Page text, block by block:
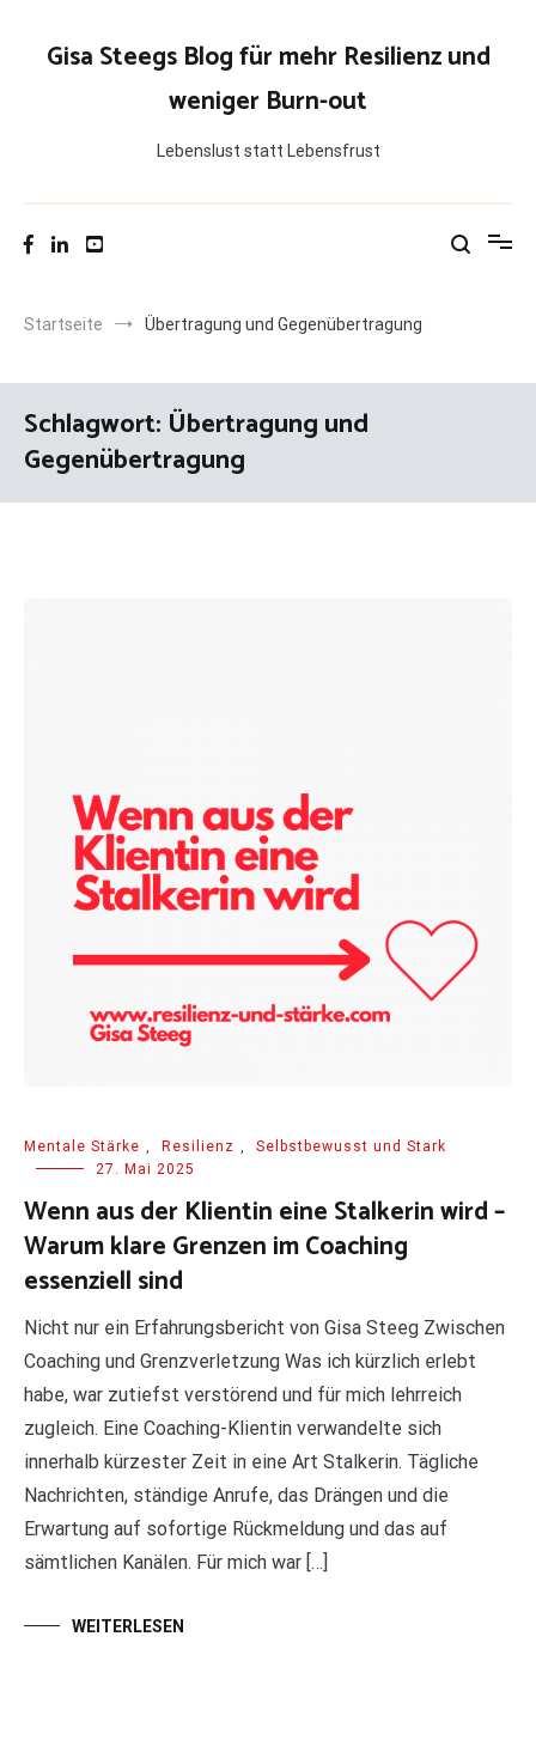
springenGisa Steegs Blog für mehr Resilienz und
weniger Burn-out
Lebenslust statt Lebensfrust
Startseite Übertragung und Gegenübertragung
Schlagwort: Übertragung und
Gegenübertragung
Mentale Stärke , Resilienz ,
Selbstbewusst und Stark
27. Mai 2025
Wenn aus der Klientin eine Stalkerin wird –
Warum klare Grenzen im Coaching
essenziell sind
Nicht nur ein Erfahrungsbericht von Gisa Steeg Zwischen
Coaching und Grenzverletzung Was ich kürzlich erlebt
habe, war zutiefst verstörend und für mich lehrreich
zugleich. Eine Coaching-Klientin verwandelte sich
innerhalb kürzester Zeit in eine Art Stalkerin. Tägliche
Nachrichten, ständige Anrufe, das Drängen und die
Erwartung auf sofortige Rückmeldung und das auf
sämtlichen Kanälen. Für mich war […]
WEITERLESEN